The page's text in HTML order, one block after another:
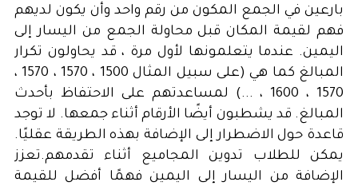
بارعين في الجمع المكون من رقم واحد وأن يكون لديهم
فهم لقيمة المكان قبل محاولة الجمع من اليسار إلى
اليمين. عندما يتعلمونها لأول مرة ، قد يحاولون تكرار
المبالغ كما هي (على سبيل المثال 1500 ، 1570 ، 1570 ،
1570 ، 1600 ، ...) لمساعدتهم على الاحتفاظ بأحدث
المبالغ. قد يشطبون أيضًا الأرقام أثناء جمعها. لا توجد
قاعدة حول الاضطرار إلى الإضافة بهذه الطريقة عقليًا.
يمكن للطلاب تدوين المجاميع أثناء تقدمهم.تعزز
الإضافة من اليسار إلى اليمين فهمًا أفضل للقيمة